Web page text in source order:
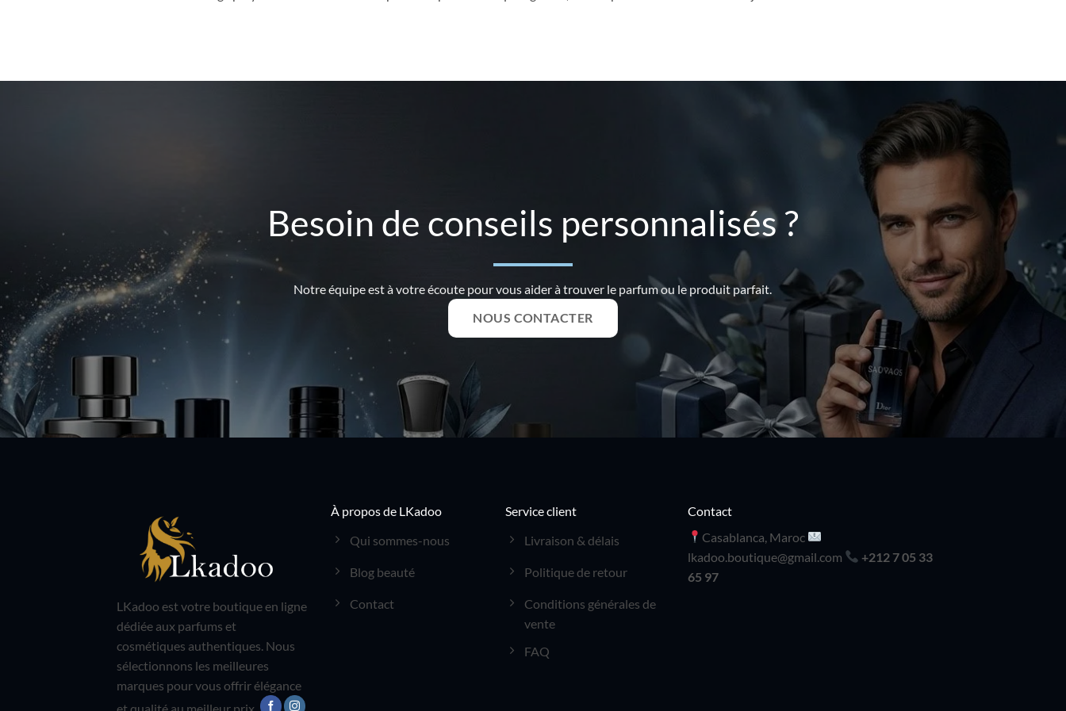
Besoin de conseils personnalisés ?
Notre équipe est à votre écoute pour vous aider à trouver le parfum ou le produit parfait.
NOUS CONTACTER
LKadoo est votre boutique en ligne
dédiée aux parfums et
cosmétiques authentiques. Nous
sélectionnons les meilleures
marques pour vous offrir élégance
À propos de LKadoo
Qui sommes-nous
Blog beauté
Contact
Service client
Livraison & délais
Politique de retour
Conditions générales de
vente
FAQ
Contact
Casablanca, Maroc
lkadoo.boutique@gmail.com
+212 7 05 33
65 97